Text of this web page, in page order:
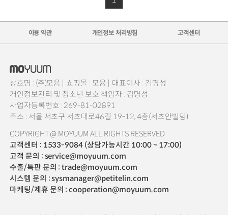
이용 약관 개인정보 처리방침 고객센터
상호명 : (주)모윰 | 쇼핑몰 : 모윰 |
대표이사 : 김명성
개인정보관리 및 청소년 보호 책임자 : 김명성
사업자등록번호 : 269-81-02891
주소 : 서울 서초구 서초대로46길 19-12, 4층(서초안빌딩)
COPYRIGHT @ MOYUUM ALL RIGHTS RESERVED
고객센터 : 1533-9084 (상담가능시간 10:00 ~ 17:00)
고객 문의 : service@moyuum.com
수출/특판 문의 : trade@moyuum.com
시스템 문의 : sysmanager@petitelin.com
마케팅/제휴 문의 : cooperation@moyuum.com